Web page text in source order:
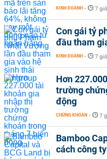
KINH DOANH - 7
Con gái tỷ
đầu tham
KINH DOANH - 7
Hơn
trường
động
CHỨNG KHOÁN - 7
Bamboo
cách công